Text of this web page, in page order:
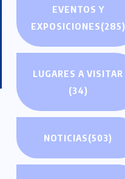
EVENTOS Y
EXPOSICIONES(285)
LUGARES A VISITAR
(34)
NOTICIAS(503)